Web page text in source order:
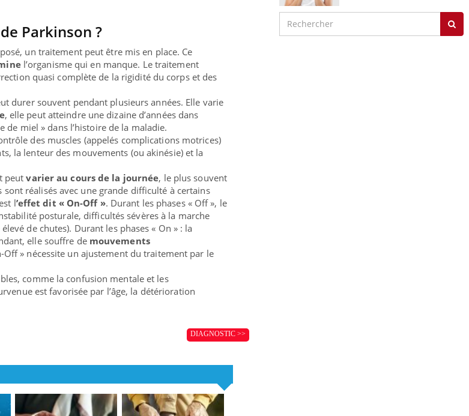
Parkinson ?
un traitement peut être mis en place. Ce
l’organisme qui en manque. Le traitement
quasi complète de la rigidité du corps et des
durer souvent pendant plusieurs années. Elle varie
, elle peut atteindre une dizaine d’années dans
de miel » dans l’histoire de la maladie.
des muscles (appelés complications motrices)
la lenteur des mouvements (ou akinésie) et la
peutvarier au cours de la journée, le plus souvent
réalisés avec une grande difficulté à certains
l’effet dit « On-Off ». Durant les phases « Off », le
posturale, difficultés sévères à la marche
de chutes). Durant les phases « On » : la
elle souffre de mouvements
Off » nécessite un ajustement du traitement par le
comme la confusion mentale et les
est favorisée par l’âge, la détérioration
DIAGNOSTIC >>